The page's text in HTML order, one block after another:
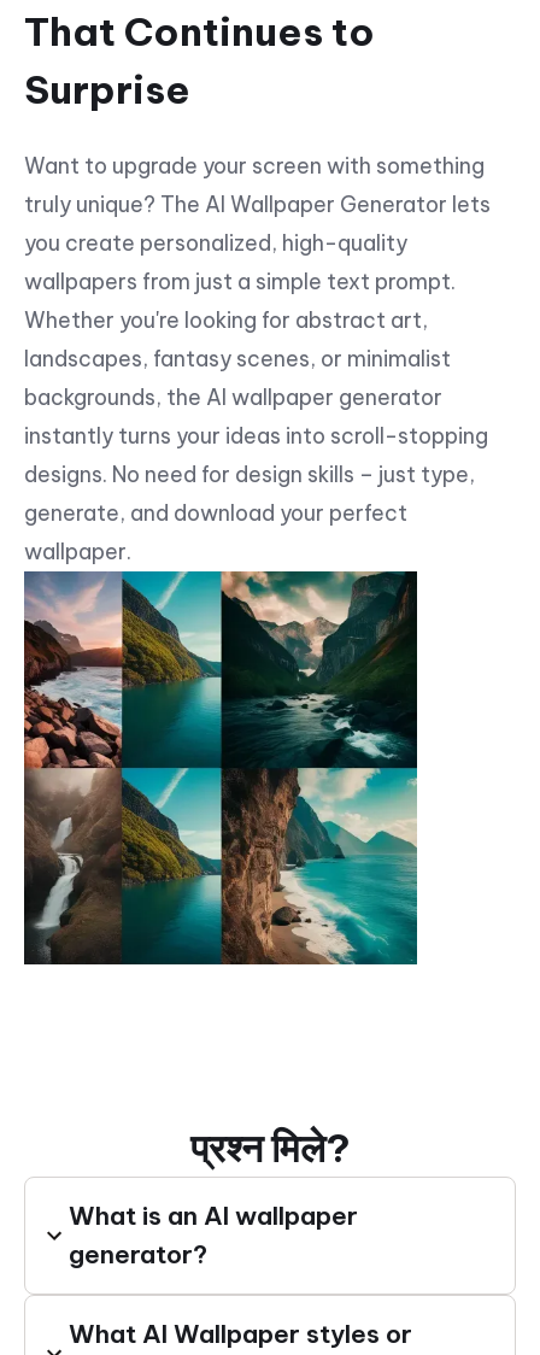
That Continues to
Surprise
Want to upgrade your screen with something
truly unique? The AI Wallpaper Generator lets
you create personalized, high-quality
wallpapers from just a simple text prompt.
Whether you're looking for abstract art,
landscapes, fantasy scenes, or minimalist
backgrounds, the AI wallpaper generator
instantly turns your ideas into scroll-stopping
designs. No need for design skills – just type,
generate, and download your perfect
wallpaper.
प्रश्न मिले?
What is an AI wallpaper
generator?
What AI Wallpaper styles or